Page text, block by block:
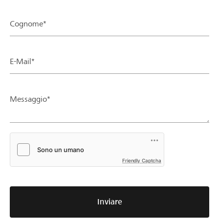
Cognome*
E-Mail*
Messaggio*
Friendly Captcha
Inviare